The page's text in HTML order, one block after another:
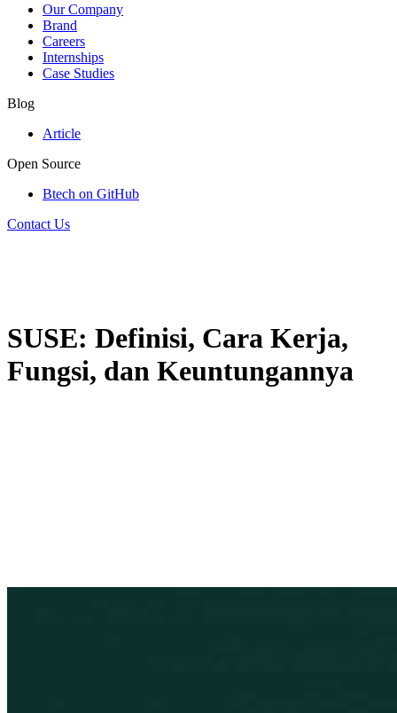
Our Company
Brand
Careers
Internships
Case Studies
Blog
Article
Open Source
Btech on GitHub
Contact Us
SUSE: Definisi, Cara Kerja,
Fungsi, dan Keuntungannya